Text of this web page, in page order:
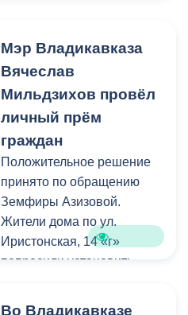
рабочие устанавливают
бордюры и поребрики,
готовят основания
укладке брусчатки. Сейчас
специалисты
обустраивают основание
ограждения. Парапет
выполнен из
архитектурного бетона.
Как и на других участках
с металлическими
Мэр Владикавказа
Вячеслав
Мильдзихов провёл
личный прём
граждан
Положительное решение
принято по обращению
Земфиры Азизовой.
Жители дома по ул.
Иристонская, 14 «г»
попросили установить
Во Владикавказе